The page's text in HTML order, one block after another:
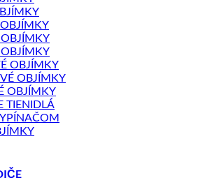
OBJÍMKY
OBJÍMKY
OBJÍMKY
OBJÍMKY
TIENIDLÁ